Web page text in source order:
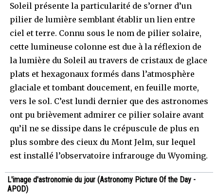
Soleil présente la particularité de s’orner d’un
pilier de lumière semblant établir un lien entre
ciel et terre. Connu sous le nom de pilier solaire,
cette lumineuse colonne est due à la réflexion de
la lumière du Soleil au travers de cristaux de glace
plats et hexagonaux formés dans l’atmosphère
glaciale et tombant doucement, en feuille morte,
vers le sol. C’est lundi dernier que des astronomes
ont pu brièvement admirer ce pilier solaire avant
qu’il ne se dissipe dans le crépuscule de plus en
plus sombre des cieux du Mont Jelm, sur lequel
est installé l’observatoire infrarouge du Wyoming.
L'image d'astronomie du jour (Astronomy Picture Of the Day -
APOD)